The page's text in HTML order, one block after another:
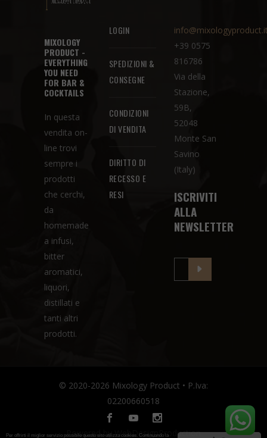
Per offrirti il miglior servizio possibile questo sito utilizza cookies. Continuando la
MIXOLOGY
PRODUCT -
EVERYTHING
YOU NEED
FOR BAR &
COCKTAILS
In questa
vendita on-
line trovi
sempre i
prodotti
che cerchi,
da
homemade
a infusi,
bitter
aromatici,
liquori,
distillati e
tanti altri
prodotti.
LOGIN
SPEDIZIONI &
CONSEGNE
CONDIZIONI
DI VENDITA
DIRITTO DI
RECESSO E
RESI
+39 0575
816786
Via della
Stazione,
59B,
52048
Monte San
Savino
(Italy)
ISCRIVITI
ALLA
NEWSLETTER
© 2020-2026 Mixology Product • P.Iva:
02200660518
Powered byWebDesignProduction